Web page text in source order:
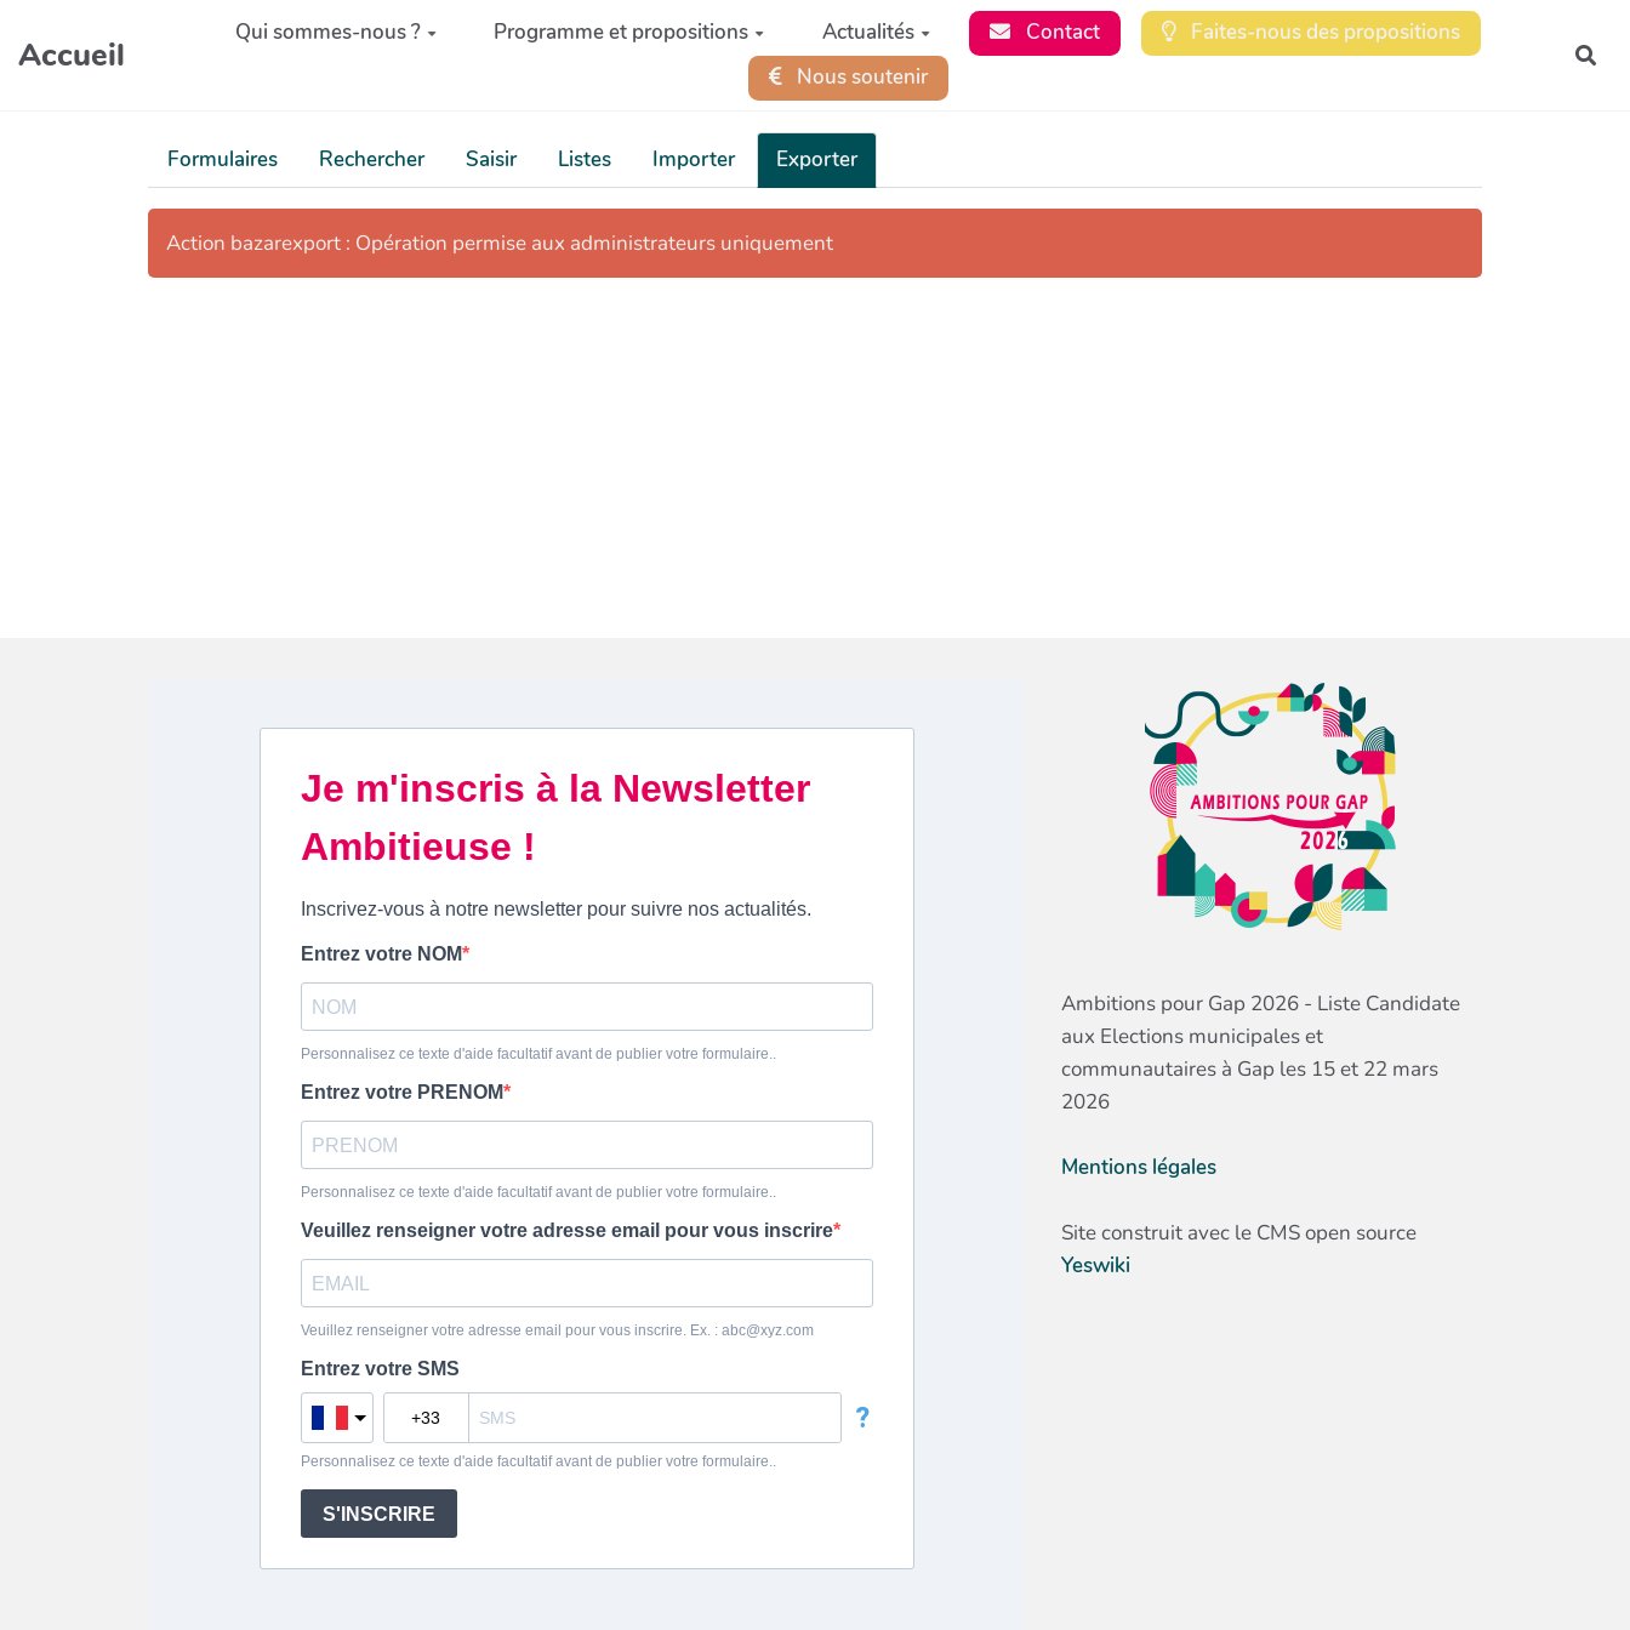
Aller au contenu principal
Accueil
Qui sommes-nous ? Programme et propositions Actualités Contact
Faites-nous des propositions
Nous soutenir
Formulaires Rechercher Saisir Listes Importer Exporter
Action bazarexport : Opération permise aux administrateurs uniquement
Ambitions pour Gap 2026 - Liste Candidate
aux Elections municipales et
communautaires à Gap les 15 et 22 mars
2026
Mentions légales
Site construit avec le CMS open source
Yeswiki